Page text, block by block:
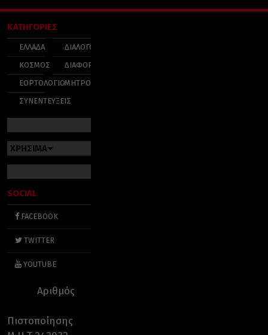
ΚΑΤΗΓΟΡΙΕΣ
ΕΛΛΑΔΑ
ΚΟΣΜΟΣ
ΕΟΡΤΟΛΟΓΙΟ
ΣΥΝΕΝΤΕΥΞΕΙΣ
ΔΙΑΛΟΓΟΣ
ΔΙΑΦΟΡΑ
ΜΗΤΡΟΠΟΛΕΙΣ
ΧΡΗΣΙΜΑ
SOCIAL
FACEBOOK
TWITTER
YOUTUBE
Αριθμός
Πιστοποίησης